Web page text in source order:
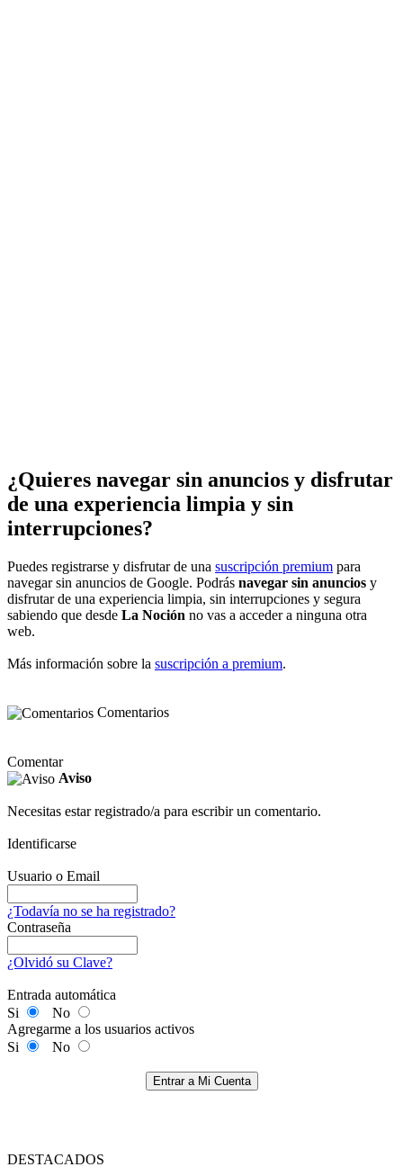
¿Quieres navegar sin anuncios y disfrutar
de una experiencia limpia y sin
interrupciones?
Puedes registrarse y disfrutar de una suscripción premium para
navegar sin anuncios de Google. Podrás navegar sin anuncios y
disfrutar de una experiencia limpia, sin interrupciones y segura
sabiendo que desde La Noción no vas a acceder a ninguna otra
web.
Más información sobre la suscripción a premium.
Comentarios
Comentar
Aviso
Necesitas estar registrado/a para escribir un comentario.
Identificarse
Usuario o Email
¿Todavía no se ha registrado?
Contraseña
¿Olvidó su Clave?
Entrada automática
Si
No
Agregarme a los usuarios activos
Si
No
Entrar a Mi Cuenta
DESTACADOS